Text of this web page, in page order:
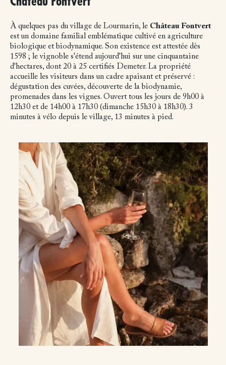
À quelques pas du village de Lourmarin, le Château Fontvert
est un domaine familial emblématique cultivé en agriculture
biologique et biodynamique. Son existence est attestée dès
1598 ; le vignoble s'étend aujourd'hui sur une cinquantaine
d'hectares, dont 20 à 25 certifiés Demeter. La propriété
accueille les visiteurs dans un cadre apaisant et préservé :
dégustation des cuvées, découverte de la biodynamie,
promenades dans les vignes. Ouvert tous les jours de 9h00 à
12h30 et de 14h00 à 17h30 (dimanche 15h30 à 18h30). 3
minutes à vélo depuis le village, 13 minutes à pied.